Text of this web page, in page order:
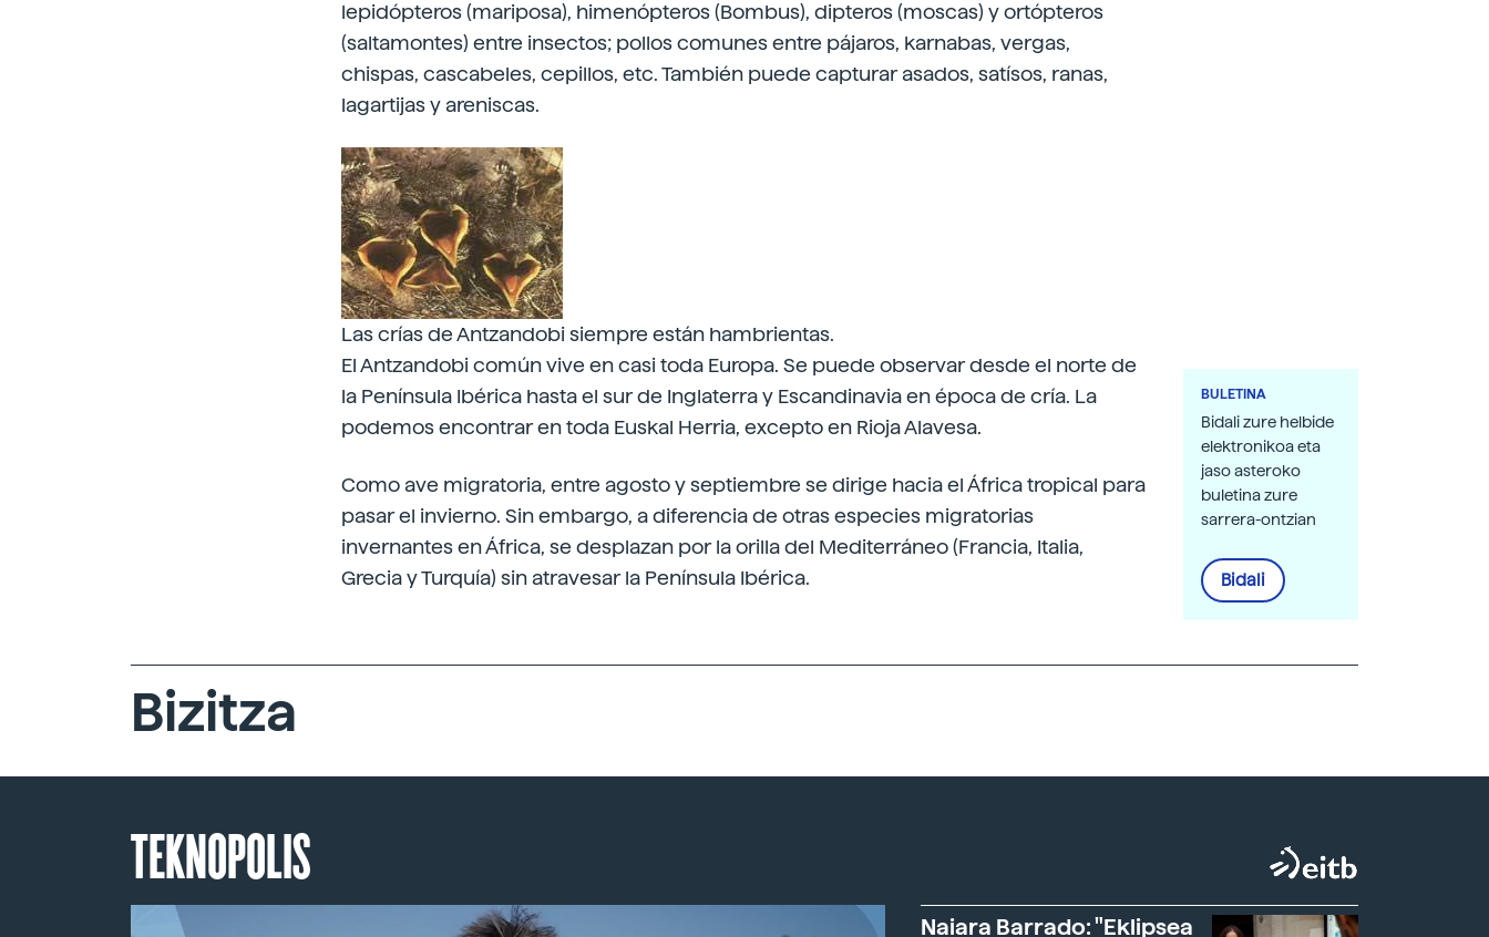
lepidópteros (mariposa), himenópteros (Bombus), dipteros (moscas) y ortópteros
(saltamontes) entre insectos; pollos comunes entre pájaros, karnabas, vergas,
chispas, cascabeles, cepillos, etc. También puede capturar asados, satísos, ranas,
lagartijas y areniscas.
Las crías de Antzandobi siempre están hambrientas.
El Antzandobi común vive en casi toda Europa. Se puede observar desde el norte de
la Península Ibérica hasta el sur de Inglaterra y Escandinavia en época de cría. La
podemos encontrar en toda Euskal Herria, excepto en Rioja Alavesa.
Como ave migratoria, entre agosto y septiembre se dirige hacia el África tropical para
pasar el invierno. Sin embargo, a diferencia de otras especies migratorias
invernantes en África, se desplazan por la orilla del Mediterráneo (Francia, Italia,
Grecia y Turquía) sin atravesar la Península Ibérica.
BULETINA
Bidali zure helbide
elektronikoa eta
jaso asteroko
buletina zure
sarrera-ontzian
Bidali
Bizitza
TEKNOPOLIS
Naiara Barrado: "Eklipsea